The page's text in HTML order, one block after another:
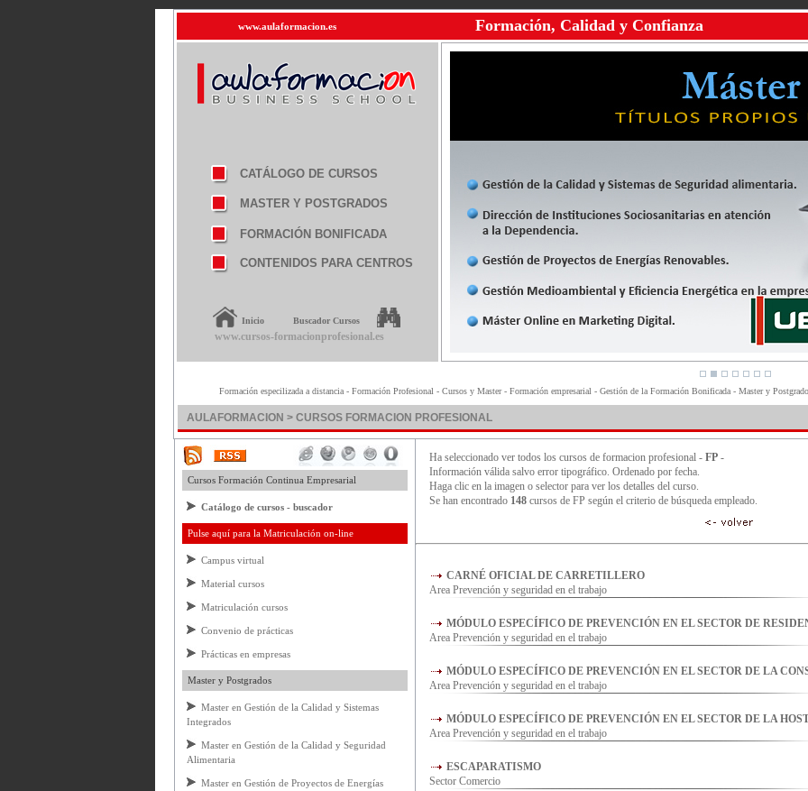
www.aulaformacion.es Formación, Calidad y Confianza
CATÁLOGO DE CURSOS
MASTER Y POSTGRADOS
FORMACIÓN BONIFICADA
CONTENIDOS PARA CENTROS
Inicio Buscador Cursos
www.cursos-formacionprofesional.es
Formación especilizada a distancia - Formación Profesional - Cursos y Master - Formación empresarial - Gestión de la Formación Bonificada - Master y
AULAFORMACION > CURSOS FORMACION PROFESIONAL
Cursos Formación Continua Empresarial
Catálogo de cursos - buscador
Pulse aquí para la Matriculación on-line
Campus virtual
Material cursos
Matriculación cursos
Convenio de prácticas
Prácticas en empresas
Master y Postgrados
Master en Gestión de la Calidad y Sistemas
Integrados
Master en Gestión de la Calidad y Seguridad
Alimentaria
Master en Gestión de Proyectos de Energías
Ha seleccionado ver todos los cursos de formacion profesional - FP-
Información válida salvo error tipográfico. Ordenado por fecha.
Haga clic en la imagen o selector para ver los detalles del curso.
Se han encontrado 148cursos de FP según el criterio de búsqueda empleado.
CARNÉ OFICIAL DE CARRETILLERO
Area Prevención y seguridad en el trabajo
MÓDULO ESPECÍFICO DE PREVENCIÓN EN EL SECTOR DE
Area Prevención y seguridad en el trabajo
MÓDULO ESPECÍFICO DE PREVENCIÓN EN EL SECTOR DE LA
Area Prevención y seguridad en el trabajo
MÓDULO ESPECÍFICO DE PREVENCIÓN EN EL SECTOR DE LA
Area Prevención y seguridad en el trabajo
ESCAPARATISMO
Sector Comercio